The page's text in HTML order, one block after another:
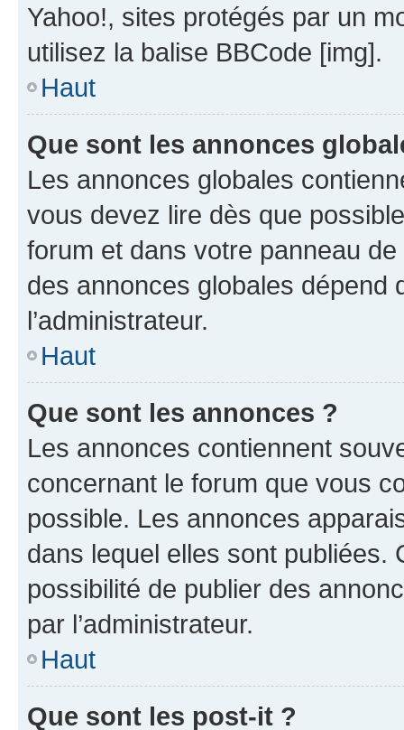
Yahoo!, sites protégés par un
utilisez la balise BBCode [img].
Haut
Que sont les annonces
Les annonces globales
vous devez lire dès que
forum et dans votre panneau
des annonces globales dépend
l’administrateur.
Haut
Que sont les annonces ?
Les annonces contiennent
concernant le forum que vous
possible. Les annonces
dans lequel elles sont publiées.
possibilité de publier des
par l’administrateur.
Haut
Que sont les post-it ?